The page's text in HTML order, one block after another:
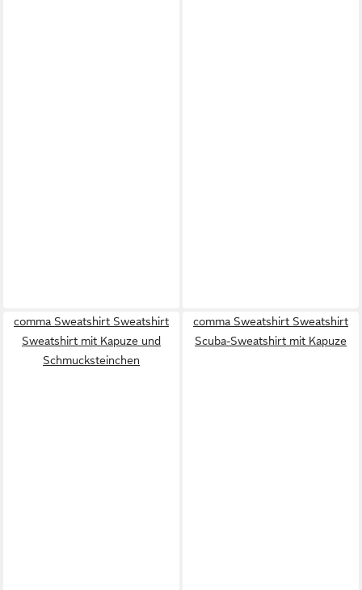
comma Sweatshirt Sweatshirt
Sweatshirt mit Kapuze und
Schmucksteinchen
comma Sweatshirt Sweatshirt
Scuba-Sweatshirt mit Kapuze